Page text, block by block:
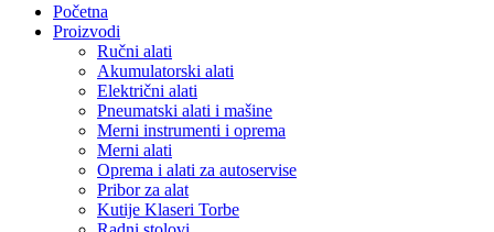
Početna
Proizvodi
Ručni alati
Akumulatorski alati
Električni alati
Pneumatski alati i mašine
Merni instrumenti i oprema
Merni alati
Oprema i alati za autoservise
Pribor za alat
Kutije Klaseri Torbe